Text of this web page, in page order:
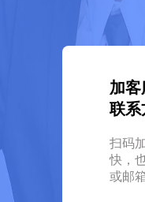
加
联系
扫码
快，
或邮